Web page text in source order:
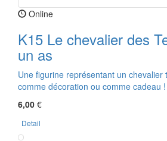
Online
K15 Le chevalier des
un as
Une figurine représentant un chevalier
comme décoration ou comme cadeau !
6,00 €
Detail